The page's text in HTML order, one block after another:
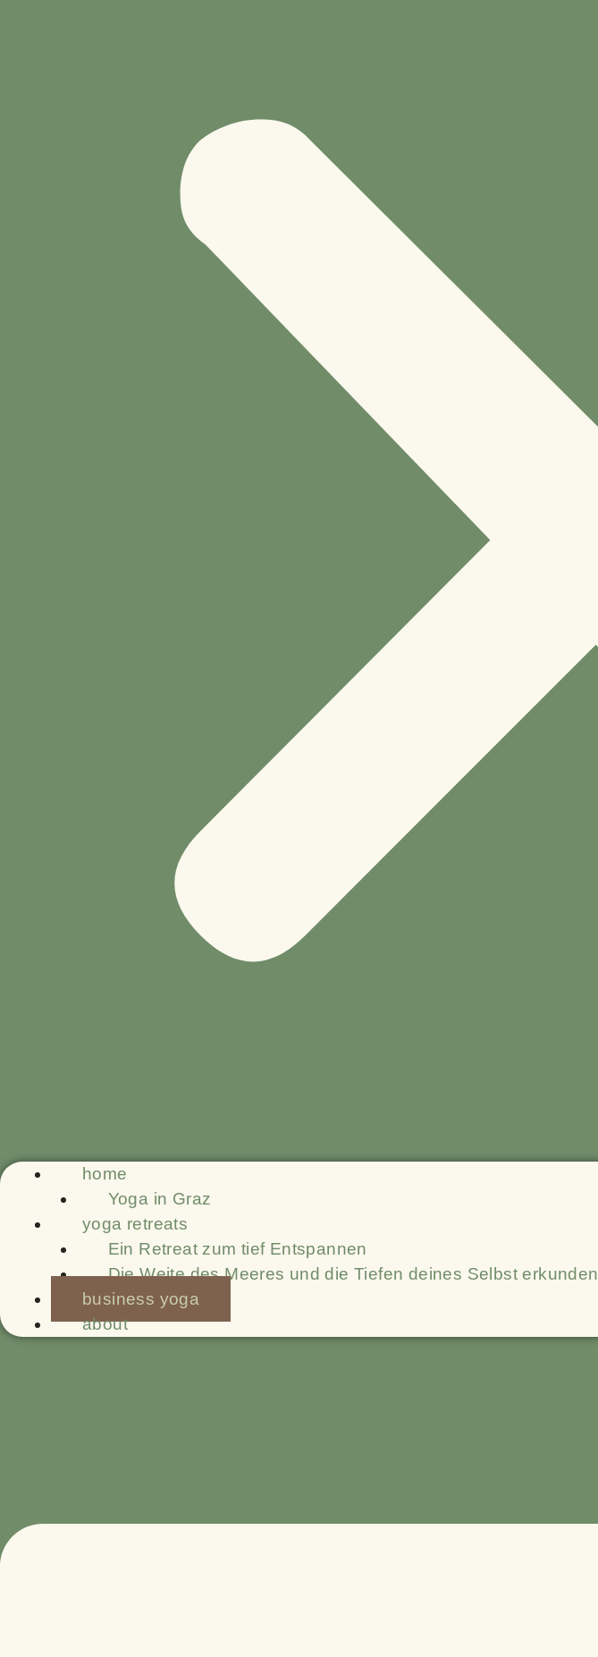
home
Yoga in Graz
yoga retreats
Ein Retreat zum tief Entspannen
Die Weite des Meeres und die Tiefen deines Selbst erkunden
business yoga
about